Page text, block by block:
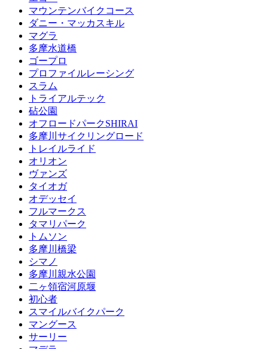
マウンテンバイクコース
ダニー・マッカスキル
マグラ
多摩水道橋
ゴープロ
プロファイルレーシング
スラム
トライアルテック
砧公園
オフロードパークSHIRAI
多摩川サイクリングロード
トレイルライド
オリオン
ヴァンズ
タイオガ
オデッセイ
フルマークス
タマリパーク
トムソン
多摩川橋梁
シマノ
多摩川親水公園
二ヶ領宿河原堰
初心者
スマイルバイクパーク
マングース
サーリー